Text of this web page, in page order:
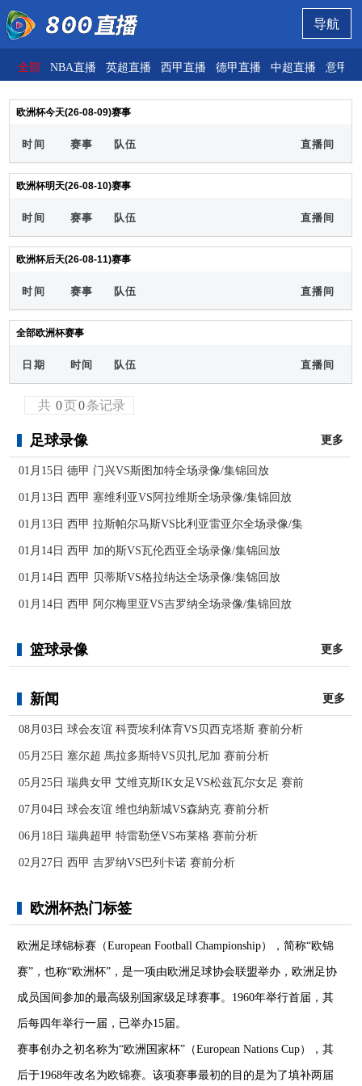
导航
全部 NBA直播 英超直播 西甲直播 德甲直播 中超直播 意甲直
欧洲杯今天(26-08-09)赛事
时间 赛事 队伍 直播间
欧洲杯明天(26-08-10)赛事
时间 赛事 队伍 直播间
欧洲杯后天(26-08-11)赛事
时间 赛事 队伍 直播间
全部欧洲杯赛事
日期 时间 队伍 直播间
共 0页0条记录
足球录像 更多
01月15日 德甲 门兴VS斯图加特全场录像/集锦回放
01月13日 西甲 塞维利亚VS阿拉维斯全场录像/集锦回放
01月13日 西甲 拉斯帕尔马斯VS比利亚雷亚尔全场录像/集
01月14日 西甲 加的斯VS瓦伦西亚全场录像/集锦回放
01月14日 西甲 贝蒂斯VS格拉纳达全场录像/集锦回放
01月14日 西甲 阿尔梅里亚VS吉罗纳全场录像/集锦回放
篮球录像 更多
新闻 更多
08月03日 球会友谊 科贾埃利体育VS贝西克塔斯 赛前分析
05月25日 塞尔超 馬拉多斯特VS贝扎尼加 赛前分析
05月25日 瑞典女甲 艾维克斯IK女足VS松兹瓦尔女足 赛前
07月04日 球会友谊 维也纳新城VS森納克 赛前分析
06月18日 瑞典超甲 特雷勒堡VS布莱格 赛前分析
02月27日 西甲 吉罗纳VS巴列卡诺 赛前分析
欧洲杯热门标签
欧洲足球锦标赛（European Football Championship），简称“欧锦
赛”，也称“欧洲杯”，是一项由欧洲足球协会联盟举办，欧洲足协
成员国间参加的最高级别国家级足球赛事。1960年举行首届，其
后每四年举行一届，已举办15届。
赛事创办之初名称为“欧洲国家杯”（European Nations Cup），其
后于1968年改名为欧锦赛。该项赛事最初的目的是为了填补两届